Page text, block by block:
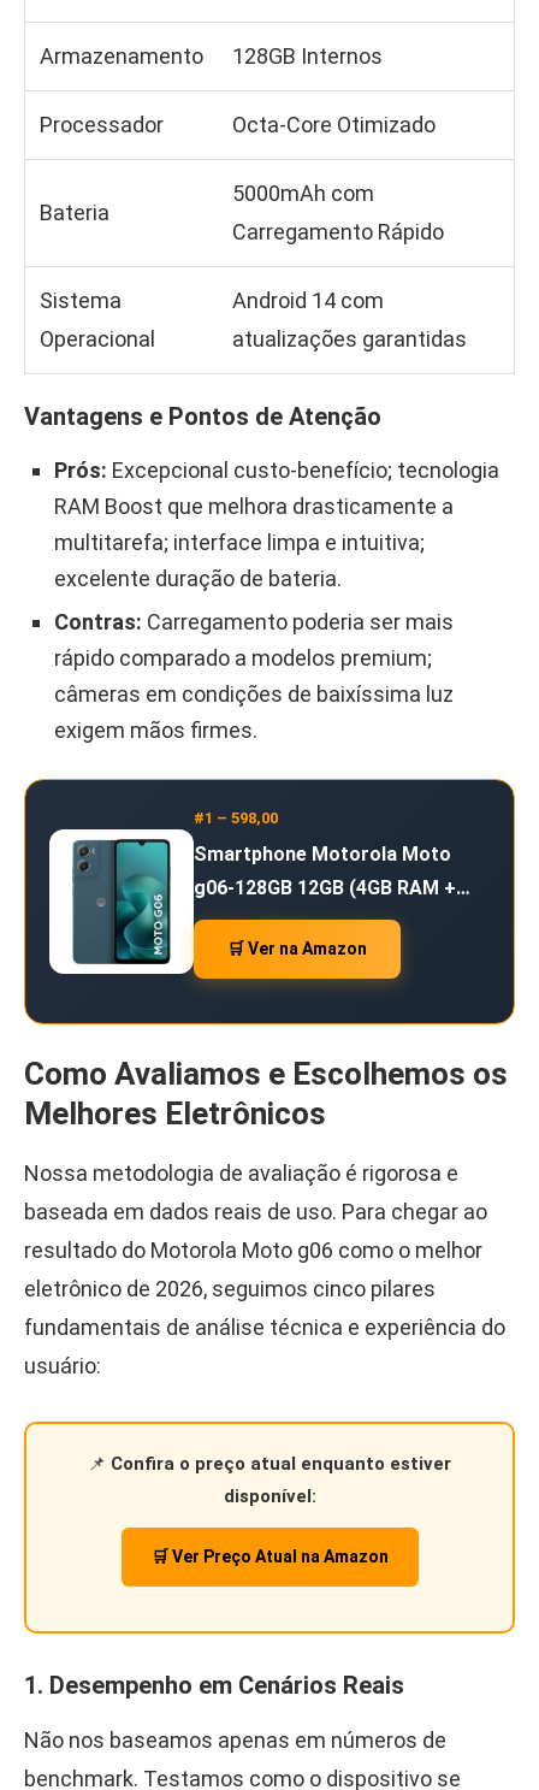
Armazenamento 128GB Internos
Processador Octa-Core Otimizado
Bateria
5000mAh com
Carregamento Rápido
Sistema
Operacional
Android 14 com
atualizações garantidas
Vantagens e Pontos de Atenção
Prós: Excepcional custo-benefício; tecnologia
RAM Boost que melhora drasticamente a
multitarefa; interface limpa e intuitiva;
excelente duração de bateria.
Contras: Carregamento poderia ser mais
rápido comparado a modelos premium;
câmeras em condições de baixíssima luz
exigem mãos firmes.
#1 – 598,00
Smartphone Motorola Moto
g06-128GB 12GB (4GB RAM +…
🛒 Ver na Amazon
Como Avaliamos e Escolhemos os
Melhores Eletrônicos
Nossa metodologia de avaliação é rigorosa e
baseada em dados reais de uso. Para chegar ao
resultado do Motorola Moto g06 como o melhor
eletrônico de 2026, seguimos cinco pilares
fundamentais de análise técnica e experiência do
usuário:
📌 Confira o preço atual enquanto estiver
disponível:
🛒 Ver Preço Atual na Amazon
1. Desempenho em Cenários Reais
Não nos baseamos apenas em números de
benchmark. Testamos como o dispositivo se